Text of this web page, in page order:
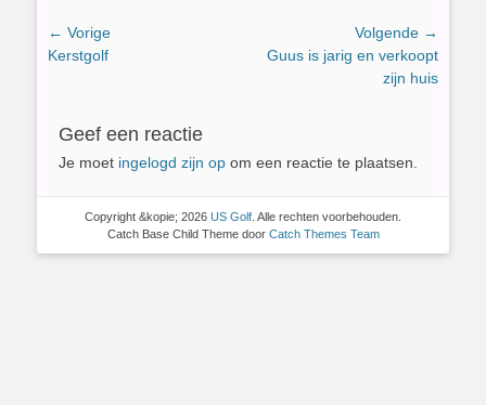
Bericht
navigatie
← Vorige
Vorig
Kerstgolf
Volgende →
Volgend
Guus is jarig en verkoopt
zijn huis
Geef een reactie
Je moet ingelogd zijn op om een reactie te plaatsen.
Copyright &kopie; 2026 US Golf . Alle rechten voorbehouden.
Catch Base Child Theme door Catch Themes Team